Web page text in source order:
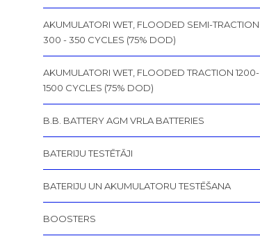
AKUMULATORI WET, FLOODED SEMI-TRACTION
300 - 350 CYCLES (75% DOD)
AKUMULATORI WET, FLOODED TRACTION 1200-
1500 CYCLES (75% DOD)
B.B. BATTERY AGM VRLA BATTERIES
BATERIJU TESTĒTĀJI
BATERIJU UN AKUMULATORU TESTĒŠANA
BOOSTERS